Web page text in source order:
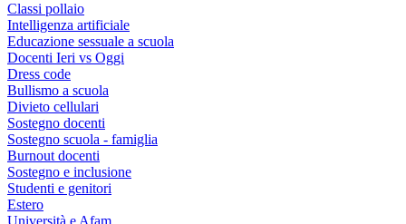
Classi pollaio
Intelligenza artificiale
Educazione sessuale a scuola
Docenti Ieri vs Oggi
Dress code
Bullismo a scuola
Divieto cellulari
Sostegno docenti
Sostegno scuola - famiglia
Burnout docenti
Sostegno e inclusione
Studenti e genitori
Estero
Università e Afam